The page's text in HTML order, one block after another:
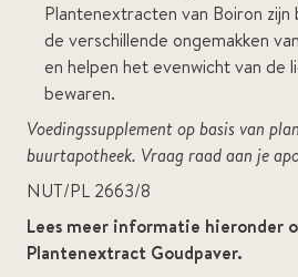
Plantenextracten van Boiron
de verschillende ongemakken
en helpen het evenwicht van de
bewaren.
Voedingssupplement op basis van
buurtapotheek. Vraag raad aan je
NUT/PL 2663/8
Lees meer informatie hieronder
Plantenextract Goudpaver.